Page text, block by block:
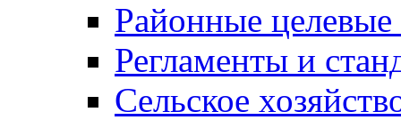
Районные
Регламенты и
Сельское